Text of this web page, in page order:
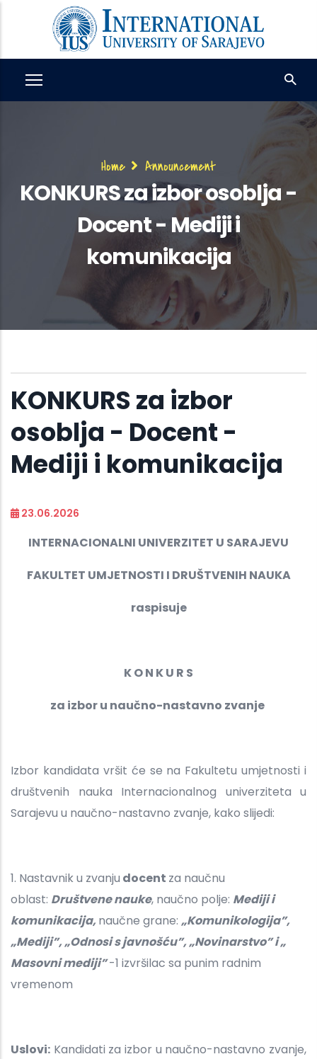
content
Breadcrumb
Home Announcement
KONKURS za izbor osoblja -
Docent - Mediji i
komunikacija
KONKURS za izbor
osoblja - Docent -
Mediji i komunikacija
23.06.2026
INTERNACIONALNI UNIVERZITET U SARAJEVU
FAKULTET UMJETNOSTI I DRUŠTVENIH NAUKA
raspisuje
K O N K U R S
za izbor u naučno-nastavno zvanje
Izbor kandidata vršit će se na Fakultetu umjetnosti i
društvenih nauka Internacionalnog univerziteta u
Sarajevu u naučno-nastavno zvanje, kako slijedi:
1. Nastavnik u zvanju docent za naučnu
oblast: Društvene nauke, naučno polje: Mediji i
komunikacija,naučne grane: „Komunikologija”,
„Mediji”, „Odnosi s javnošću”, „Novinarstvo” i „
Masovni mediji”-1 izvršilac sa punim radnim
vremenom
Uslovi: Kandidati za izbor u naučno-nastavno zvanje,